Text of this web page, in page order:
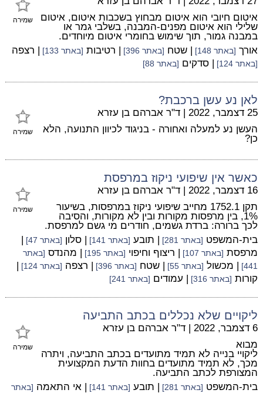
שמירה
איטום חיובי הוא איטום מבחוץ בשכבות איטום, איטום
שלילי הוא איטום מפנים-המבנה, בשלבי גמר או
במבנה גמור, תוך שימוש בחומרי איטום מיוחדים.
אורך [באתר 148] | שטח [באתר 396] | רטיבות [באתר 133] | רצפה
[באתר 124] | סדקים [באתר 88]
לאן נע עשן ברכבת?
שמירה
25 דצמבר, 2022 | ד"ר אברהם בן עזרא
העשן נע למעלה ואחורה - בניגוד לכיוון התנועה, הלא
כן?
כאשר אין שיפועי ניקוז במרפסת
שמירה
16 דצמבר, 2022 | ד"ר אברהם בן עזרא
תקן 1752.1 מחייב שיפועי ניקוז במרפסות, בשיעור
1%, בין מרפסות מקורות ובין לא מקורות, והסיבה
לכך ברורה: ברדת גשמים, חודרים מי גשם למרפסת.
בית-המשפט [באתר 281] | תובע [באתר 141] | סלון [באתר 47]
|
מרפסת [באתר 107] | ריצוף וחיפוי [באתר 195] | מהנדס [באתר
441]
| מכשול [באתר 55] | שטח [באתר 396] | רצפה [באתר 124]
|
קורות [באתר 316] | עמודים [באתר 241]
ליקויים שלא נכללים בכתב התביעה
שמירה
6 דצמבר, 2022 | ד"ר אברהם בן עזרא
מבוא
ליקויי בנייה לא תמיד מתועדים בכתב התביעה, ויתרה
מכך, לא תמיד מתועדים בחוות הדעת המקצועית
המצורפת לכתב התביעה.
בית-המשפט [באתר 281] | תובע [באתר 141] | אי התאמה [באתר